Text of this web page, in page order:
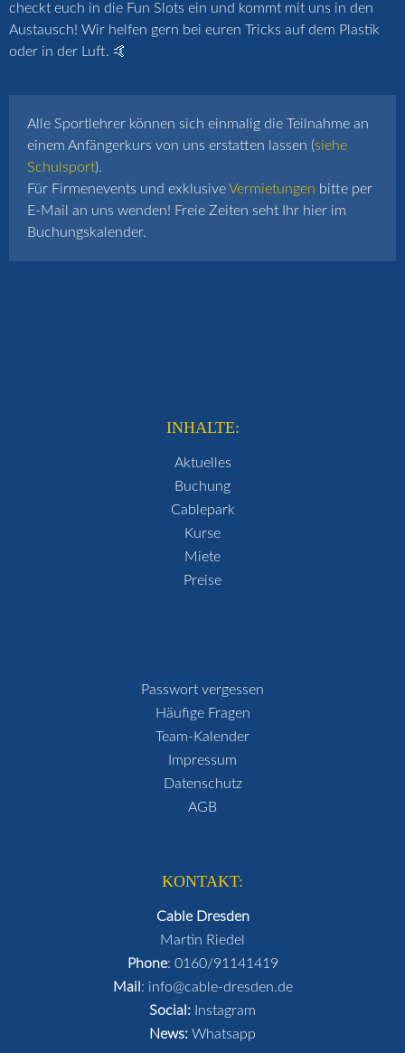
checkt euch in die Fun Slots ein und kommt mit uns in den
Austausch! Wir helfen gern bei euren Tricks auf dem Plastik
oder in der Luft. 🤙
Alle Sportlehrer können sich einmalig die Teilnahme an
einem Anfängerkurs von uns erstatten lassen (siehe
Schulsport).
Für Firmenevents und exklusiveVermietungen bitte per
E-Mail an uns wenden! Freie Zeiten seht Ihr hier im
Buchungskalender.
INHALTE:
Aktuelles
Buchung
Cablepark
Kurse
Miete
Preise
Passwort vergessen
Häufige Fragen
Team-Kalender
Impressum
Datenschutz
AGB
KONTAKT:
Cable Dresden
Martin Riedel
Phone: 0160/91141419
Mail : info@cable-dresden.de
Social: Instagram
News: Whatsapp